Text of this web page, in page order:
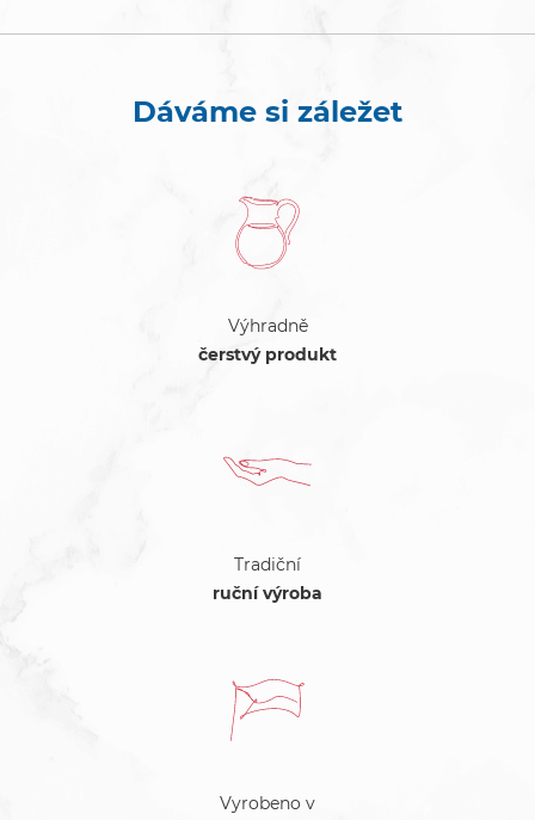
Dáváme si záležet
Výhradně
čerstvý produkt
Tradiční
ruční výroba
Vyrobeno v